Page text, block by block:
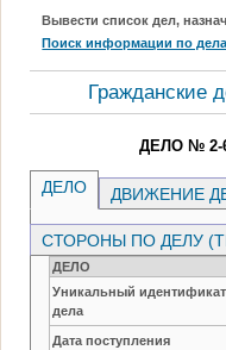
Вывести список дел,
Поиск информации по
Гражданские
ДЕЛО № 2-
ДЕЛО ДВИЖЕНИЕ
СТОРОНЫ ПО ДЕЛУ
ДЕЛО
Уникальный
дела
Дата поступления